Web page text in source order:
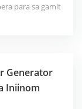
upan...
para sa gamit
Generator
Iniinom